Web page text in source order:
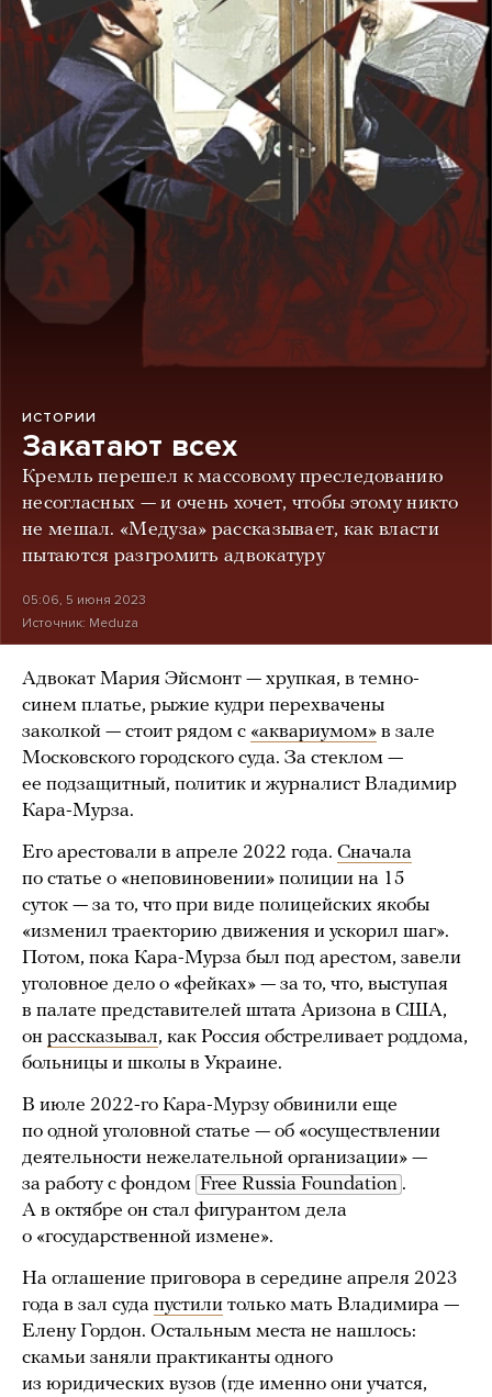
ИСТОРИИ
Закатают всех
Кремль перешел к массовому преследованию
несогласных — и очень хочет, чтобы этому никто
не мешал. «Медуза» рассказывает, как власти
пытаются разгромить адвокатуру
05:06, 5 июня 2023
Источник: Meduza
Адвокат Мария Эйсмонт — хрупкая, в темно-
синем платье, рыжие кудри перехвачены
заколкой — стоит рядом с «аквариумом» в зале
Московского городского суда. За стеклом —
ее подзащитный, политик и журналист Владимир
Кара-Мурза.
Его арестовали в апреле 2022 года. Сначала
по статье о «неповиновении» полиции на 15
суток — за то, что при виде полицейских якобы
«изменил траекторию движения и ускорил шаг».
Потом, пока Кара-Мурза был под арестом, завели
уголовное дело о «фейках» — за то, что, выступая
в палате представителей штата Аризона в США,
он рассказывал, как Россия обстреливает роддома,
больницы и школы в Украине.
В июле 2022-го Кара-Мурзу обвинили еще
по одной уголовной статье — об «осуществлении
деятельности нежелательной организации» —
за работу с фондом Free Russia Foundation .
А в октябре он стал фигурантом дела
о «государственной измене».
На оглашение приговора в середине апреля 2023
года в зал суда пустили только мать Владимира —
Елену Гордон. Остальным места не нашлось:
скамьи заняли практиканты одного
из юридических вузов (где именно они учатся,